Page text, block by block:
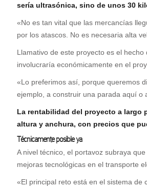
sería ultrasónica, sino de unos 30
«No es tan vital que las mercancías
por los atascos. No es necesaria alta
Llamativo de este proyecto es el
involucraría económicamente en el
«Lo preferimos así, porque queremos
ejemplo, a construir una parada aquí o
La rentabilidad del proyecto a largo
altura y anchura, con precios que
Técnicamente posible ya
A nivel técnico, el portavoz subraya
mejoras tecnológicas en el transporte
«El principal reto está en el sistema de